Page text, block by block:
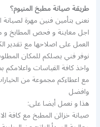
طريقة صيانة مطبخ المنيوم؟
نعنى بتأمين فنين مهرة
اجل معاينة و فحص المطابخ و
العمل على اصلاحها مع تقدير
نوفر فني يصلكم للمكان
واخذ كافة القياسات واعلامكم
مع اعطاءكم مجموعة من
وافضل
هذا و نعمل أيضا على:
صيانة خزائن المطبخ مع كافة